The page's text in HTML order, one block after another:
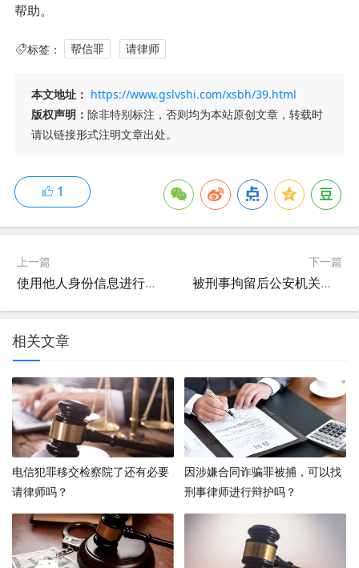
帮助。
标签： 帮信罪 请律师
本文地址： https://www.gslvshi.com/xsbh/39.html
版权声明： 除非特别标注，否则均为本站原创文章，转载时
请以链接形式注明文章出处。
1
上一篇
使用他人身份信息进行诈骗，被害人应如何确定？
下一篇
被刑事拘留后公安机关侦查阶段需要委托律师吗？
相关文章
电信犯罪移交检察院了还有必要
请律师吗？
因涉嫌合同诈骗罪被捕，可以找
刑事律师进行辩护吗？